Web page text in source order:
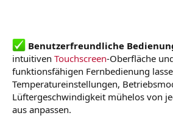
Benutzerfreundliche
intuitiven Touchscreen-Oberfläche
funktionsfähigen Fernbedienung
Temperatureinstellungen,
Lüftergeschwindigkeit mühelos von
aus anpassen.